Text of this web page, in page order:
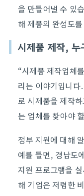
을 만들어낼 수 있
해 제품의 완성도
시제품 제작, 누
“시제품 제작업체
리는 이야기입니
로 시제품을 제작
는 업체를 찾아야
정부 지원에 대해
예를 들면, 경남도
지원 프로그램을
해 기업은 저렴한